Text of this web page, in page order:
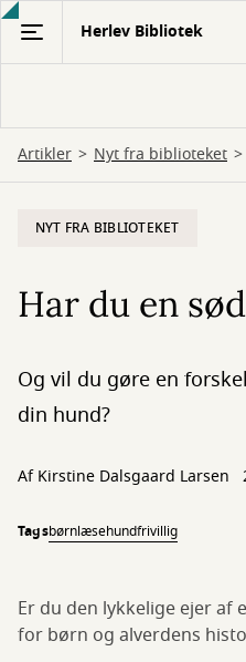
Gå
hovedindhold
Herlev Bibliotek
Artikler Nyt fra biblioteket
NYT FRA BIBLIOTEKET
Har du en
Og vil du gøre en
din hund?
AfKirstine Dalsgaard Larsen
Tagsbørnlæsehundfrivillig
Er du den lykkelige ejer af
for børn og alverdens